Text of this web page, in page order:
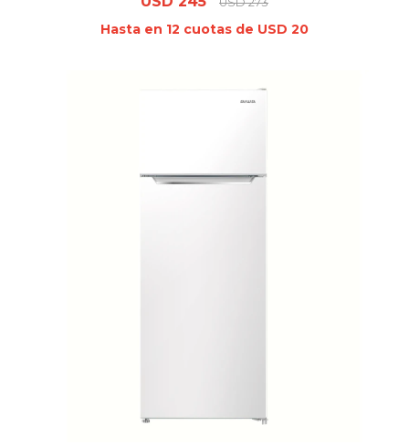
Hasta en 12 cuotas de USD 20